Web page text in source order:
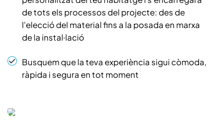
de tots els processos del projecte: des de
l'elecció del material fins a la posada en marxa
de la instal·lació
Busquem que la teva experiència sigui còmoda,
ràpida i segura en tot moment